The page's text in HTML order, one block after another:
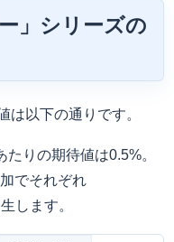
」シリーズの
は以下の通りです。
りの期待値は0.5%。
でそれぞれ
します。